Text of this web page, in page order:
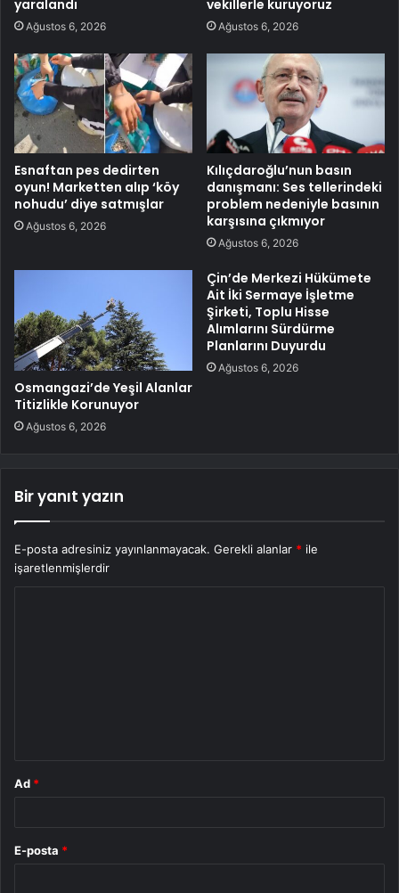
yaralandı
Ağustos 6, 2026
vekillerle kuruyoruz
Ağustos 6, 2026
Esnaftan pes dedirten
oyun! Marketten alıp ‘köy
nohudu’ diye satmışlar
Ağustos 6, 2026
Kılıçdaroğlu’nun basın
danışmanı: Ses tellerindeki
problem nedeniyle basının
karşısına çıkmıyor
Ağustos 6, 2026
Osmangazi’de Yeşil Alanlar
Titizlikle Korunuyor
Ağustos 6, 2026
Çin’de Merkezi Hükümete
Ait İki Sermaye İşletme
Şirketi, Toplu Hisse
Alımlarını Sürdürme
Planlarını Duyurdu
Ağustos 6, 2026
Bir yanıt yazın
E-posta adresiniz yayınlanmayacak. Gerekli alanlar * ile
işaretlenmişlerdir
Ad *
E-posta *